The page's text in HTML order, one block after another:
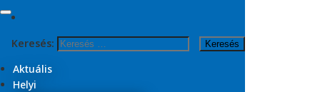
Skip to content
Keresés:
Aktuális
Helyi
Kezdőlap
2024
május